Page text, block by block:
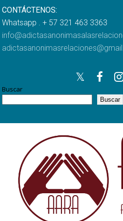
CONTÁCTENOS:
Whatsapp . + 57 321 463 3363
Buscar
Buscar